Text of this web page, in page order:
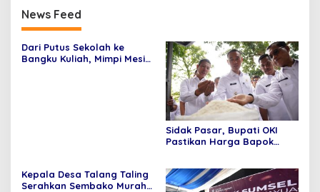
News Feed
Dari Putus Sekolah ke
Bangku Kuliah, Mimpi Mesi
Sidak Pasar, Bupati OKI
Pastikan Harga Bapok
Kepala Desa Talang Taling
Serahkan Sembako Murah